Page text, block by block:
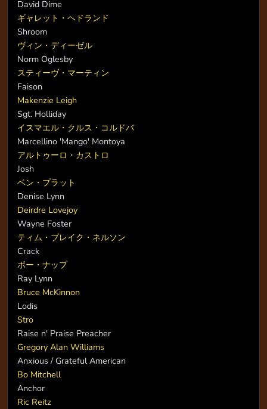
David Dime
ギャレット・ヘドランド
Shroom
ヴィン・ディーゼル
Norm Oglesby
スティーヴ・マーティン
Faison
Makenzie Leigh
Sgt. Holliday
イスマエル・クルス・コルドバ
Marcellino 'Mango' Montoya
アルトゥーロ・カストロ
Josh
ベン・プラット
Denise Lynn
Deirdre Lovejoy
Wayne Foster
ティム・ブレイク・ネルソン
Crack
ボー・ナップ
Ray Lynn
Bruce McKinnon
Lodis
Stro
Raise n' Praise Preacher
Gregory Alan Williams
Anxious / Grateful American
Bo Mitchell
Anchor
Ric Reitz